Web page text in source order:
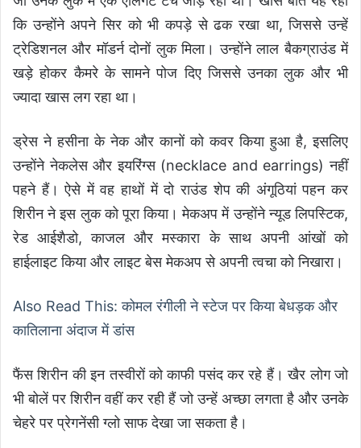
कि उन्होंने अपने सिर को भी कपड़े से ढक रखा था, जिससे उन्हें
ट्रेडिशनल और मॉडर्न दोनों लुक मिला। उन्होंने लाल बैकग्राउंड में
खड़े होकर कैमरे के सामने पोज दिए जिससे उनका लुक और भी
ज्यादा खास लग रहा था।
ड्रेस ने हसीना के नेक और कानों को कवर किया हुआ है, इसलिए
उन्होंने नेकलेस और इयरिंग्स (necklace and earrings) नहीं
पहने हैं। ऐसे में वह हाथों में दो राउंड शेप की अंगूठियां पहन कर
शिरीन ने इस लुक को पूरा किया। मेकअप में उन्होंने न्यूड लिपस्टिक,
रेड आईशैडो, काजल और मस्कारा के साथ अपनी आंखों को
हाईलाइट किया और लाइट बेस मेकअप से अपनी त्वचा को निखारा।
Also Read This: कोमल रंगीली ने स्टेज पर किया बेधड़क और
कातिलाना अंदाज में डांस
फैंस शिरीन की इन तस्वीरों को काफी पसंद कर रहे हैं। खैर लोग जो
भी बोलें पर शिरीन वहीं कर रही हैं जो उन्हें अच्छा लगता है और उनके
चेहरे पर प्रेगनेंसी ग्लो साफ देखा जा सकता है।